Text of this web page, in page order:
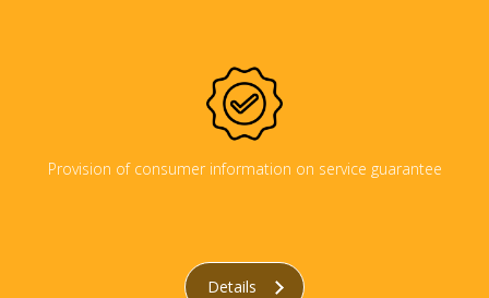
Provision of consumer information on service guarantee
Details